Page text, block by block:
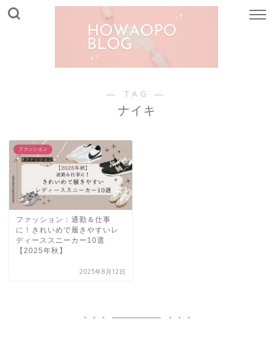
― TAG ―
ナイキ
ファッション
ファッション：通勤＆仕事
に！きれいめで履きやすいレ
ディーススニーカー10選
【2025年秋】
2025年8月12日